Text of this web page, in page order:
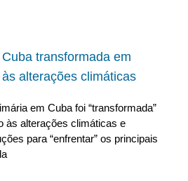
transformada em
alterações climáticas
em Cuba foi “transformada”
às alterações climáticas e
para “enfrentar” os principais